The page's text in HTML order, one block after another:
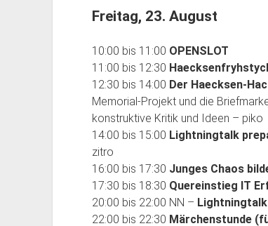
Freitag, 23. August
10:00 bis 11:00 OPENSLOT
11:00 bis 12:30
12:30 bis 14:00 Der Haecksen-
Memorial-Projekt und die
konstruktive Kritik und Ideen – piko
14:00 bis 15:00 Lightningtalk
zitro
16:00 bis 17:30 Junges Chaos
17:30 bis 18:30 Quereinstieg IT
20:00 bis 22:00 NN –
22:00 bis 22:30 Märchenstunde